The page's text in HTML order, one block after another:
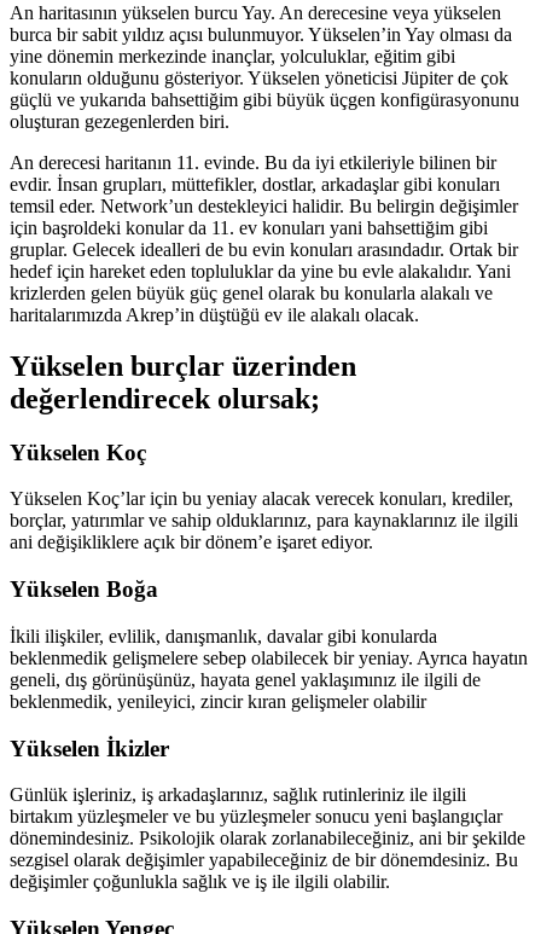
An haritasının yükselen burcu Yay. An derecesine veya yükselen
burca bir sabit yıldız açısı bulunmuyor. Yükselen’in Yay olması da
yine dönemin merkezinde inançlar, yolculuklar, eğitim gibi
konuların olduğunu gösteriyor. Yükselen yöneticisi Jüpiter de çok
güçlü ve yukarıda bahsettiğim gibi büyük üçgen konfigürasyonunu
oluşturan gezegenlerden biri.
An derecesi haritanın 11. evinde. Bu da iyi etkileriyle bilinen bir
evdir. İnsan grupları, müttefikler, dostlar, arkadaşlar gibi konuları
temsil eder. Network’un destekleyici halidir. Bu belirgin değişimler
için başroldeki konular da 11. ev konuları yani bahsettiğim gibi
gruplar. Gelecek idealleri de bu evin konuları arasındadır. Ortak bir
hedef için hareket eden topluluklar da yine bu evle alakalıdır. Yani
krizlerden gelen büyük güç genel olarak bu konularla alakalı ve
haritalarımızda Akrep’in düştüğü ev ile alakalı olacak.
Yükselen burçlar üzerinden
değerlendirecek olursak;
Yükselen Koç
Yükselen Koç’lar için bu yeniay alacak verecek konuları, krediler,
borçlar, yatırımlar ve sahip olduklarınız, para kaynaklarınız ile ilgili
ani değişikliklere açık bir dönem’e işaret ediyor.
Yükselen Boğa
İkili ilişkiler, evlilik, danışmanlık, davalar gibi konularda
beklenmedik gelişmelere sebep olabilecek bir yeniay. Ayrıca hayatın
geneli, dış görünüşünüz, hayata genel yaklaşımınız ile ilgili de
beklenmedik, yenileyici, zincir kıran gelişmeler olabilir
Yükselen İkizler
Günlük işleriniz, iş arkadaşlarınız, sağlık rutinleriniz ile ilgili
birtakım yüzleşmeler ve bu yüzleşmeler sonucu yeni başlangıçlar
dönemindesiniz. Psikolojik olarak zorlanabileceğiniz, ani bir şekilde
sezgisel olarak değişimler yapabileceğiniz de bir dönemdesiniz. Bu
değişimler çoğunlukla sağlık ve iş ile ilgili olabilir.
Yükselen Yengeç